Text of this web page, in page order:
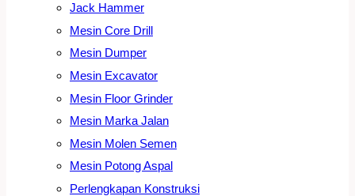
Jack Hammer
Mesin Core Drill
Mesin Dumper
Mesin Excavator
Mesin Floor Grinder
Mesin Marka Jalan
Mesin Molen Semen
Mesin Potong Aspal
Perlengkapan Konstruksi